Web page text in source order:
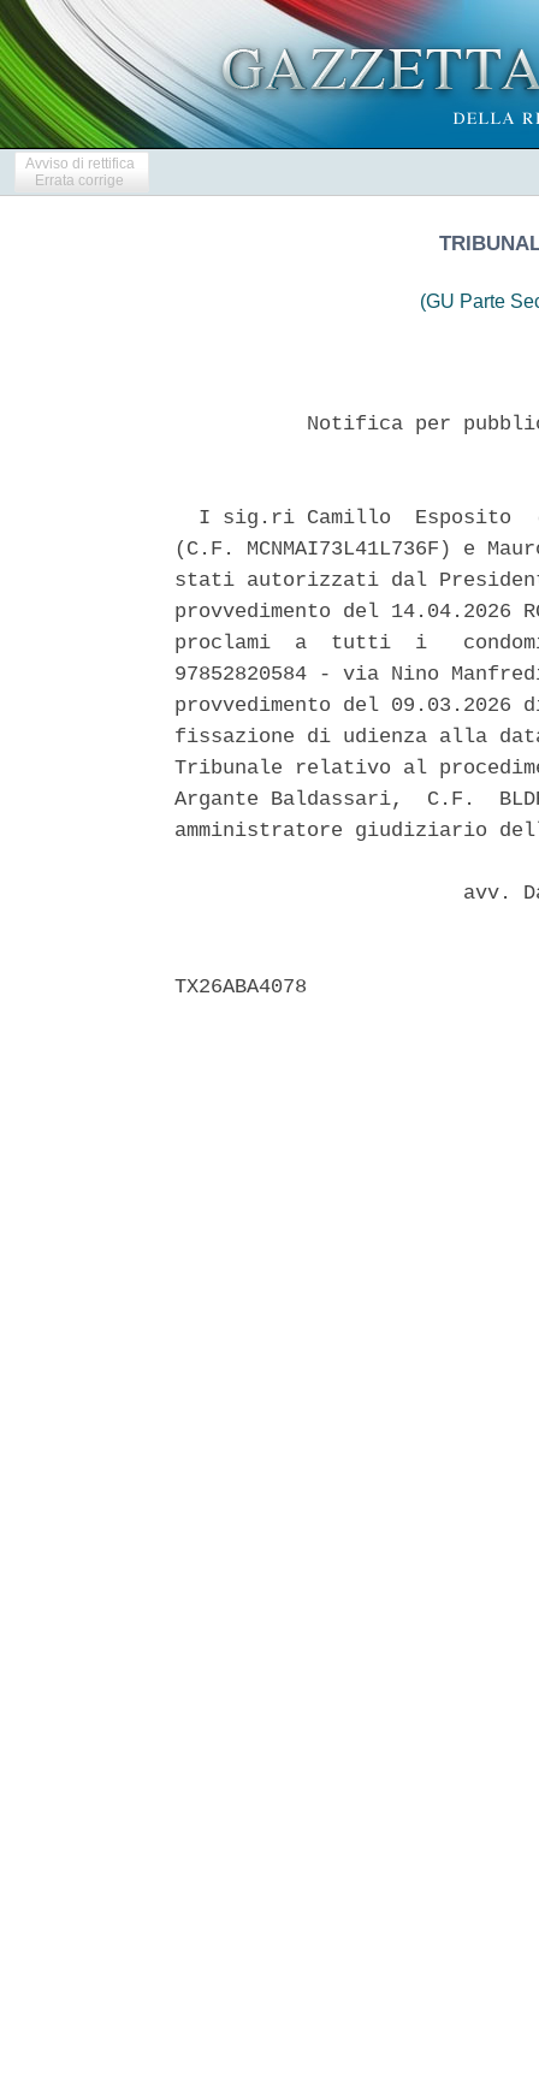
Avviso di rettifica
Errata corrige
(GU Parte
Notifica per
I sig.ri Camillo  Esposito
(C.F. MCNMAI73L41L736F) e
stati autorizzati dal
provvedimento del 14.04.2026
proclami  a  tutti  i
97852820584 - via Nino
provvedimento del
fissazione di udienza alla
Tribunale relativo al
Argante Baldassari,  C.F.
amministratore giudiziario
avv.